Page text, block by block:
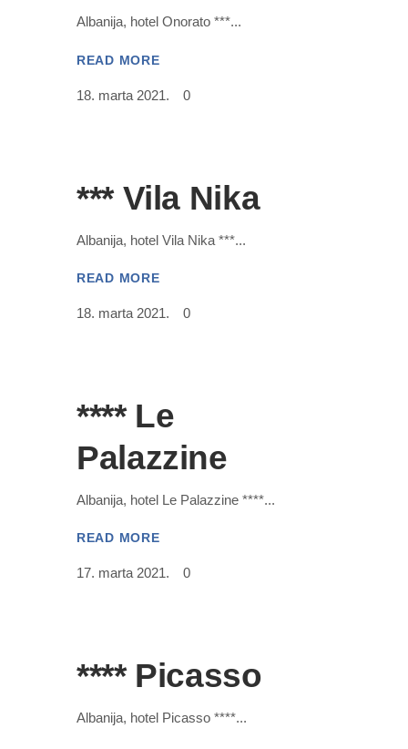
Albanija, hotel Onorato ***
READ MORE
18. marta 2021. 0
*** Vila Nika
Albanija, hotel Vila Nika ***
READ MORE
18. marta 2021. 0
**** Le
Palazzine
Albanija, hotel Le Palazzine ****
READ MORE
17. marta 2021. 0
**** Picasso
Albanija, hotel Picasso ****